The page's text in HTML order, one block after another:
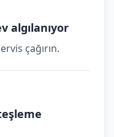
algılanıyor
çağırın.